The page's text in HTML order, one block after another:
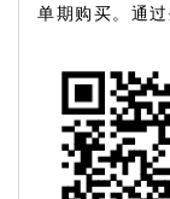
单期购买。通